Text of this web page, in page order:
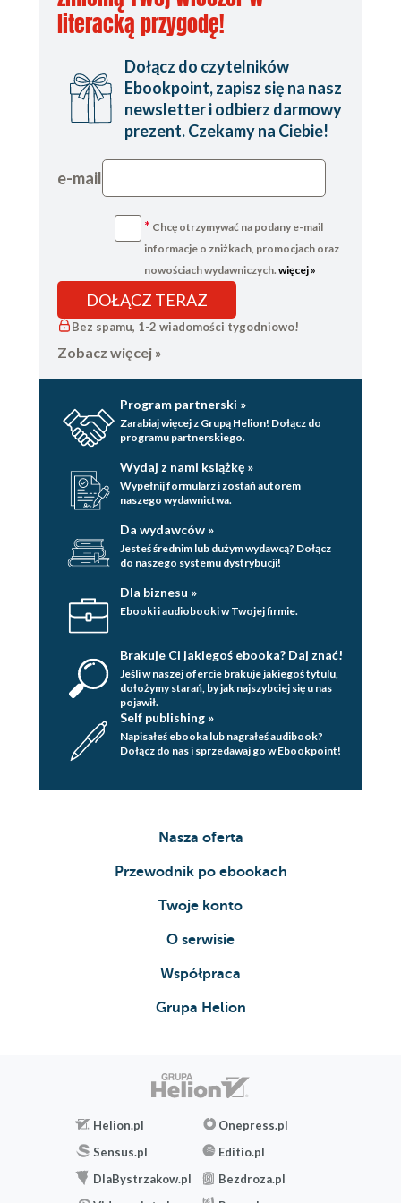
literacką przygodę!
Dołącz do czytelników
Ebookpoint, zapisz się na nasz
newsletter iodbierz darmowy
prezent. Czekamy na Ciebie!
e-mail
* Chcę otrzymywać na podany e-mail
informacje o zniżkach, promocjach oraz
nowościach wydawniczych. więcej »
DOŁĄCZ TERAZ
Bez spamu, 1-2 wiadomości tygodniowo!
Zobacz więcej »
Program partnerski »
Zarabiaj więcej z Grupą Helion! Dołącz do
programu partnerskiego.
Wydaj z nami książkę »
Wypełnij formularz i zostań autorem
naszego wydawnictwa.
Da wydawców »
Jesteś średnim lub dużym wydawcą? Dołącz
do naszego systemu dystrybucji!
Dla biznesu »
Ebooki i audiobooki w Twojej firmie.
Brakuje Ci jakiegoś ebooka? Daj znać!
Jeśli w naszej ofercie brakuje jakiegoś tytulu,
dołożymy starań, by jak najszybciej się u nas
pojawił.
Self publishing »
Napisałeś ebooka lub nagrałeś audibook?
Dołącz do nas i sprzedawaj go w Ebookpoint!
Nasza oferta
Przewodnik po ebookach
Twoje konto
O serwisie
Współpraca
Grupa Helion
Helion.pl
Onepress.pl
Sensus.pl
Editio.pl
DlaBystrzakow.pl
Bezdroza.pl